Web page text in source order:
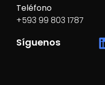
Teléfono
+593 99 803 1787
Síguenos